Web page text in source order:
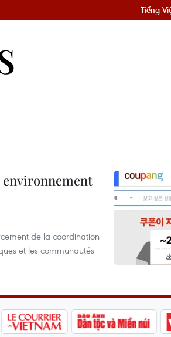
Tiếng
environnement
de la coordination
et les communautés